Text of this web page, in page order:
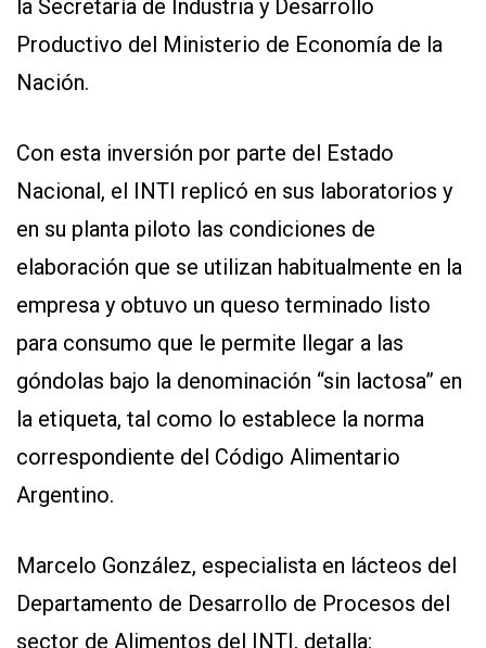
la Secretaría de Industria y Desarrollo
Productivo del Ministerio de Economía de la
Nación.
Con esta inversión por parte del Estado
Nacional, el INTI replicó en sus laboratorios y
en su planta piloto las condiciones de
elaboración que se utilizan habitualmente en la
empresa y obtuvo un queso terminado listo
para consumo que le permite llegar a las
góndolas bajo la denominación “sin lactosa” en
la etiqueta, tal como lo establece la norma
correspondiente del Código Alimentario
Argentino.
Marcelo González, especialista en lácteos del
Departamento de Desarrollo de Procesos del
sector de Alimentos del INTI, detalla: